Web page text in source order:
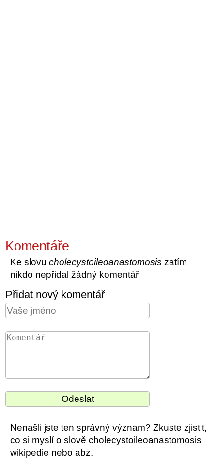
Komentáře
Ke slovucholecystoileoanastomosis zatím
nikdo nepřidal žádný komentář
Přidat nový komentář
Nenašli jste ten správný význam? Zkuste zjistit,
co si myslí o slově cholecystoileoanastomosis
wikipedie nebo abz.